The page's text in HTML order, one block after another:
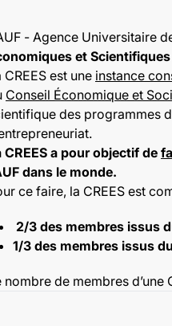
- Agence Universitaire
et Scientifiques
CREES est une instance
Conseil Économique et
des programmes
CREES a pour objectif de
dans le monde.
ce faire, la CREES est
2/3 des membres issus
1/3 des membres issus
nombre de membres